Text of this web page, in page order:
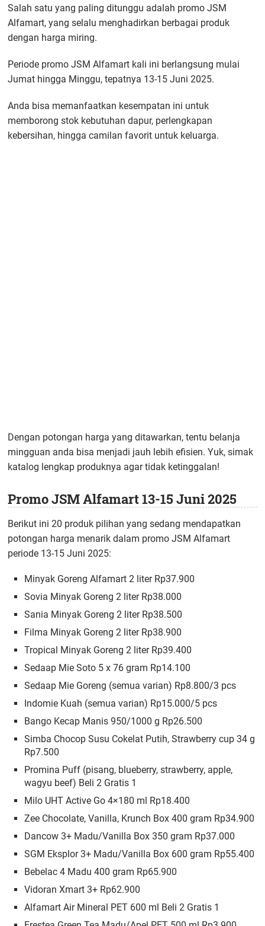
Salah satu yang paling ditunggu adalah promo JSM
Alfamart, yang selalu menghadirkan berbagai produk
dengan harga miring.
Periode promo JSM Alfamart kali ini berlangsung mulai
Jumat hingga Minggu, tepatnya 13-15 Juni 2025.
Anda bisa memanfaatkan kesempatan ini untuk
memborong stok kebutuhan dapur, perlengkapan
kebersihan, hingga camilan favorit untuk keluarga.
Dengan potongan harga yang ditawarkan, tentu belanja
mingguan anda bisa menjadi jauh lebih efisien. Yuk, simak
katalog lengkap produknya agar tidak ketinggalan!
Promo JSM Alfamart 13-15 Juni 2025
Berikut ini 20 produk pilihan yang sedang mendapatkan
potongan harga menarik dalam promo JSM Alfamart
periode 13-15 Juni 2025:
Minyak Goreng Alfamart 2 liter Rp37.900
Sovia Minyak Goreng 2 liter Rp38.000
Sania Minyak Goreng 2 liter Rp38.500
Filma Minyak Goreng 2 liter Rp38.900
Tropical Minyak Goreng 2 liter Rp39.400
Sedaap Mie Soto 5 x 76 gram Rp14.100
Sedaap Mie Goreng (semua varian) Rp8.800/3 pcs
Indomie Kuah (semua varian) Rp15.000/5 pcs
Bango Kecap Manis 950/1000 g Rp26.500
Simba Chocop Susu Cokelat Putih, Strawberry cup 34 g
Rp7.500
Promina Puff (pisang, blueberry, strawberry, apple,
wagyu beef) Beli 2 Gratis 1
Milo UHT Active Go 4×180 ml Rp18.400
Zee Chocolate, Vanilla, Krunch Box 400 gram Rp34.900
Dancow 3+ Madu/Vanilla Box 350 gram Rp37.000
SGM Eksplor 3+ Madu/Vanilla Box 600 gram Rp55.400
Bebelac 4 Madu 400 gram Rp65.900
Vidoran Xmart 3+ Rp62.900
Alfamart Air Mineral PET 600 ml Beli 2 Gratis 1